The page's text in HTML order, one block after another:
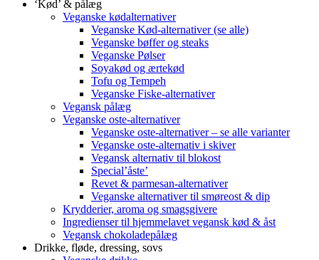
‘Kød’ & pålæg
Veganske kødalternativer
Veganske Kød-alternativer (se alle)
Veganske bøffer og steaks
Veganske Pølser
Soyakød og ærtekød
Tofu og Tempeh
Veganske Fiske-alternativer
Vegansk pålæg
Veganske oste-alternativer
Veganske oste-alternativer – se alle varianter
Veganske oste-alternativ i skiver
Vegansk alternativ til blokost
Special’åste’
Revet & parmesan-alternativer
Veganske alternativer til smøreost & dip
Krydderier, aroma og smagsgivere
Ingredienser til hjemmelavet vegansk kød & åst
Vegansk chokoladepålæg
Drikke, fløde, dressing, sovs